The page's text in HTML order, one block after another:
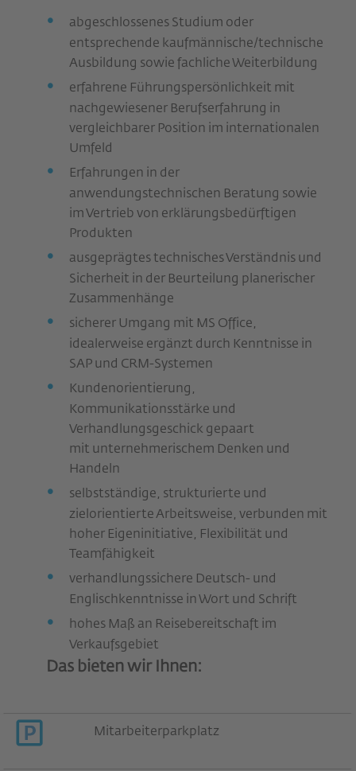
abgeschlossenes Studium oder
entsprechende kaufmännische/technische
Ausbildung sowie fachliche Weiterbildung
erfahrene Führungspersönlichkeit mit
nachgewiesener Berufserfahrung in
vergleichbarer Position im internationalen
Umfeld
Erfahrungen in der
anwendungstechnischen Beratung sowie
im Vertrieb von erklärungsbedürftigen
Produkten
ausgeprägtes technisches Verständnis und
Sicherheit in der Beurteilung planerischer
Zusammenhänge
sicherer Umgang mit MS Office,
idealerweise ergänzt durch Kenntnisse in
SAP und CRM-Systemen
Kundenorientierung,
Kommunikationsstärke und
Verhandlungsgeschick gepaart
mit unternehmerischem Denken und
Handeln
selbstständige, strukturierte und
zielorientierte Arbeitsweise, verbunden mit
hoher Eigeninitiative, Flexibilität und
Teamfähigkeit
verhandlungssichere Deutsch- und
Englischkenntnisse in Wort und Schrift
hohes Maß an Reisebereitschaft im
Verkaufsgebiet
Das bieten wir Ihnen:
Mitarbeiterparkplatz